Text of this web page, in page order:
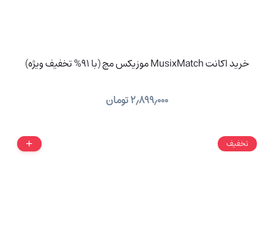
خرید اکانت MusixMatch موزیکس مچ (با 91% تخفیف ویژه)
۲٫۸۹۹٫۰۰۰تومان
تخفیف